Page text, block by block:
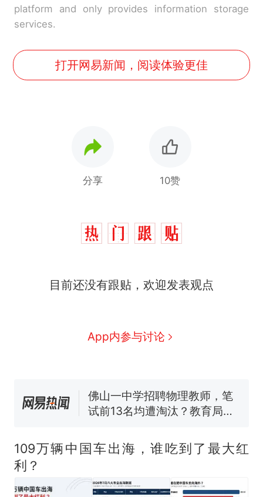
platform and only provides information storage
services.
打开网易新闻，阅读体验更佳
分享 10赞
目前还没有跟贴，欢迎发表观点
App内参与讨论
因老师一句“跟我回家”改写了
协会回应
美国渔民钓获鲨鱼徒手将其拽
佛山一中学招聘物理教师，笔
试前13名均遭淘汰？教育局：
核查
力已达15级 最新研判
那个在床头放菜刀的女孩，
人生
109万辆中国车出海，谁吃到了最大红
利？